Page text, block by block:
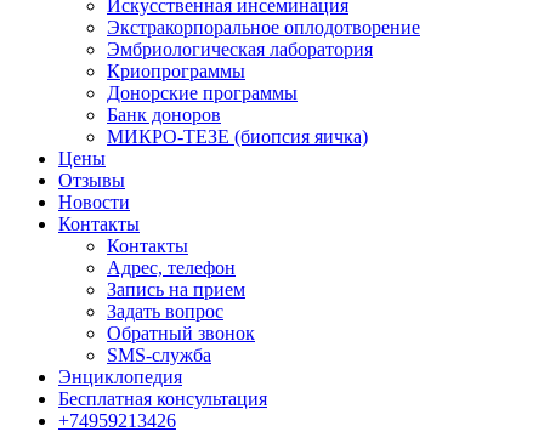
Искусственная инсеминация
Экстракорпоральное оплодотворение
Эмбриологическая лаборатория
Криопрограммы
Донорские программы
Банк доноров
МИКРО-ТЕЗЕ (биопсия яичка)
Цены
Отзывы
Новости
Контакты
Контакты
Адрес, телефон
Запись на прием
Задать вопрос
Обратный звонок
SMS-служба
Энциклопедия
Бесплатная консультация
+74959213426